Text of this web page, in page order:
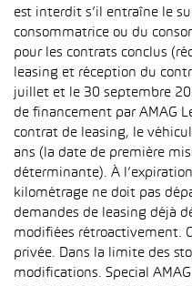
est interdit s’il entraîne le
consommatrice ou du
pour les contrats conclus
leasing et réception du
juillet et le 30 septembre
de financement par AMAG
contrat de leasing, le
ans (la date de première
déterminante). À
kilométrage ne doit pas
demandes de leasing déjà
modifiées rétroactivement.
privée. Dans la limite des
modifications. Special